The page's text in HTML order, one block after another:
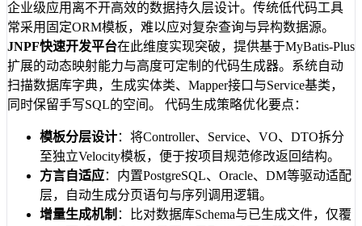
企业级应用离不开高效的数据持久层设计。传统低代码工具
常采用固定ORM模板，难以应对复杂查询与异构数据源。
JNPF快速开发平台在此维度实现突破，提供基于MyBatis-Plus
扩展的动态映射能力与高度可定制的代码生成器。系统自动
扫描数据库字典，生成实体类、Mapper接口与Service基类，
同时保留手写SQL的空间。 代码生成策略优化要点：
模板分层设计：将Controller、Service、VO、DTO拆分
至独立Velocity模板，便于按项目规范修改返回结构。
方言自适应：内置PostgreSQL、Oracle、DM等驱动适配
层，自动生成分页语句与序列调用逻辑。
增量生成机制 ：比对数据库Schema与已生成文件，仅覆